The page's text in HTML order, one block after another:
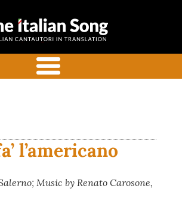
italian
in inglese
l’americano
Music by Renato Carosone,